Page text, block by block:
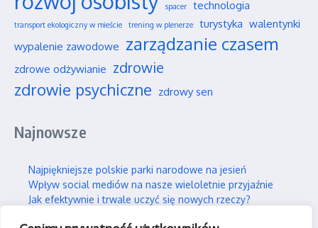
spacer technologia
transport ekologiczny w mieście trening w plenerze turystyka walentynki
wypalenie zawodowe zarządzanie czasem
zdrowe odżywianie zdrowie
zdrowie psychiczne zdrowy sen
Najnowsze
Najpiękniejsze polskie parki narodowe na jesień
Wpływ social mediów na nasze wieloletnie przyjaźnie
Jak efektywnie i trwale uczyć się nowych rzeczy?